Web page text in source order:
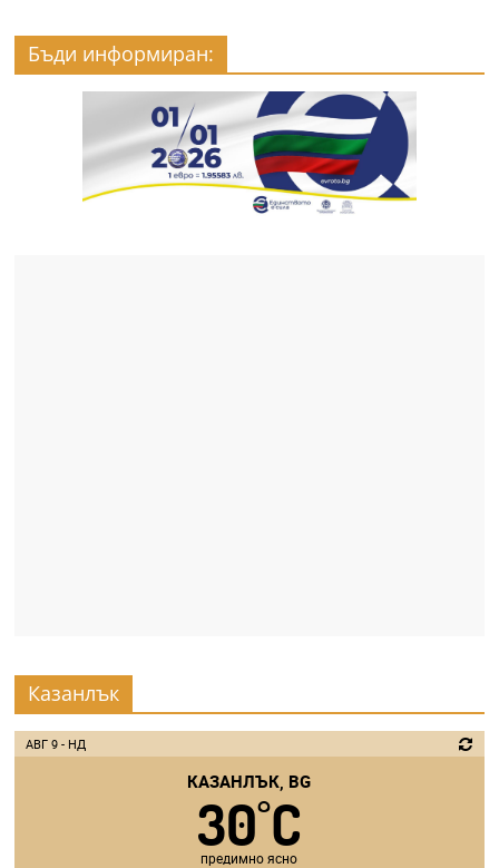
Бъди информиран:
Казанлък
АВГ 9 - НД
КАЗАНЛЪК, BG
30°C
предимно ясно